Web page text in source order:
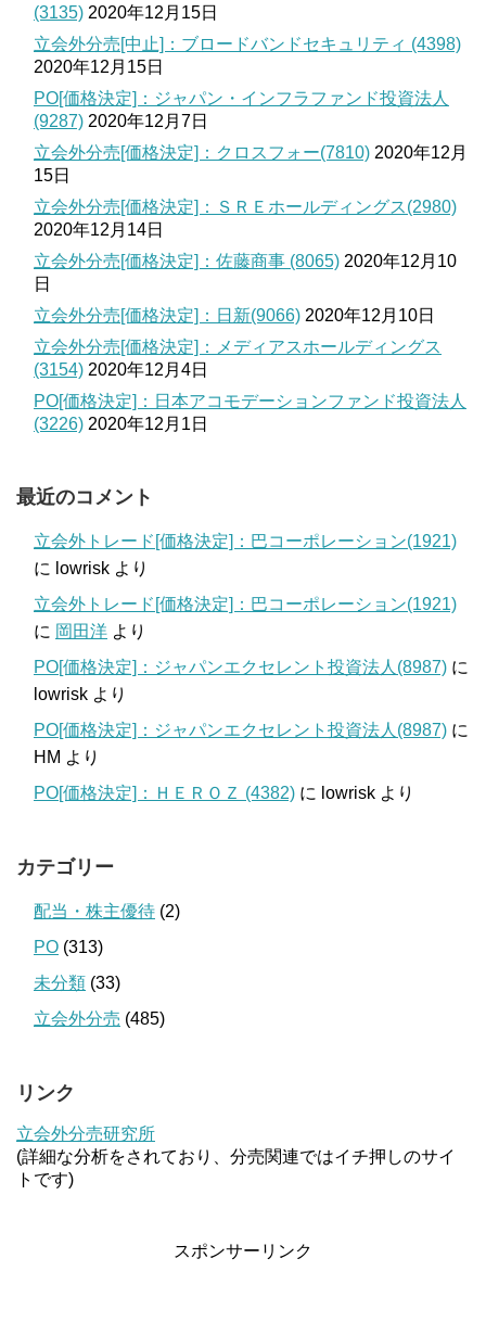
(3135) 2020年12月15日
立会外分売[中止]：ブロードバンドセキュリティ (4398)
2020年12月15日
PO[価格決定]：ジャパン・インフラファンド投資法人
(9287) 2020年12月7日
立会外分売[価格決定]：クロスフォー(7810) 2020年12月
15日
立会外分売[価格決定]：ＳＲＥホールディングス(2980)
2020年12月14日
立会外分売[価格決定]：佐藤商事 (8065) 2020年12月10
日
立会外分売[価格決定]：日新(9066) 2020年12月10日
立会外分売[価格決定]：メディアスホールディングス
(3154) 2020年12月4日
PO[価格決定]：日本アコモデーションファンド投資法人
(3226) 2020年12月1日
最近のコメント
立会外トレード[価格決定]：巴コーポレーション(1921)
に lowrisk より
立会外トレード[価格決定]：巴コーポレーション(1921)
に 岡田洋 より
PO[価格決定]：ジャパンエクセレント投資法人(8987) に
lowrisk より
PO[価格決定]：ジャパンエクセレント投資法人(8987) に
HM より
PO[価格決定]：ＨＥＲＯＺ (4382) に lowrisk より
カテゴリー
配当・株主優待 (2)
PO (313)
未分類 (33)
立会外分売 (485)
リンク
立会外分売研究所
(詳細な分析をされており、分売関連ではイチ押しのサイ
トです)
スポンサーリンク